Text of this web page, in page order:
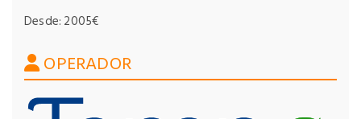
Desde: 2005€
OPERADOR